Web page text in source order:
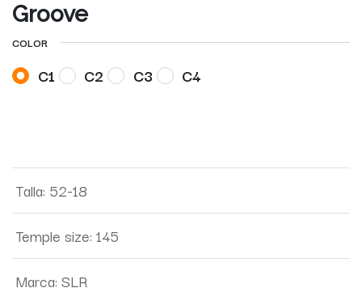
Groove
COLOR
C1 C2 C3 C4
Talla: 52-18
Temple size: 145
Marca: SLR